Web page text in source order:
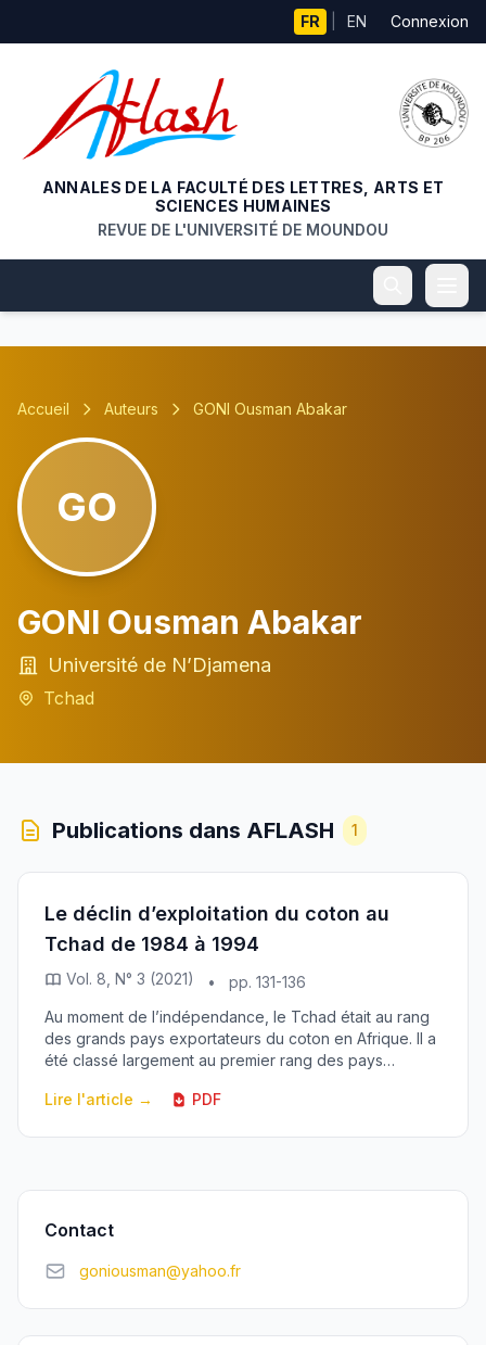
FR EN Connexion
ANNALES DE LA FACULTÉ DES LETTRES, ARTS ET
SCIENCES HUMAINES
REVUE DE L'UNIVERSITÉ DE MOUNDOU
Accueil Auteurs GONI Ousman Abakar
GO
GONI Ousman Abakar
Université de N’Djamena
Tchad
Publications dans AFLASH 1
Le déclin d’exploitation du coton au
Tchad de 1984 à 1994
Vol. 8, N° 3 (2021) •
pp. 131-136
Au moment de l’indépendance, le Tchad était au rang
des grands pays exportateurs du coton en Afrique. Il a
été classé largement au premier rang des pays
Lire l'article →
PDF
Contact
goniousman@yahoo.fr